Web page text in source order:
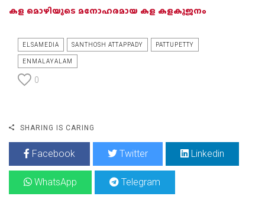
കള മൊഴിയുടെ മനോഹരമായ കള കളകൂജനം
ELSAMEDIA SANTHOSH ATTAPPADY PATTUPETTY
ENMALAYALAM
0
SHARING IS CARING
Facebook Twitter Linkedin
WhatsApp Telegram